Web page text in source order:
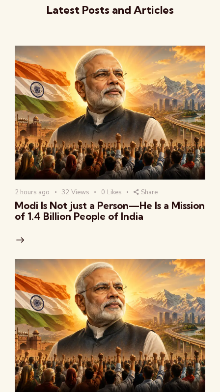
Latest Posts and Articles
2 hours ago 32 Views 0 Likes Share
Modi Is Not just a Person—He Is a Mission
of 1.4 Billion People of India